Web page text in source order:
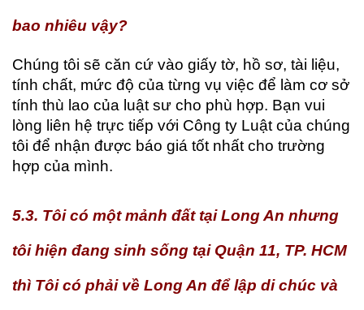
bao nhiêu vậy?
Chúng tôi sẽ căn cứ vào giấy tờ, hồ sơ, tài liệu,
tính chất, mức độ của từng vụ việc để làm cơ sở
tính thù lao của luật sư cho phù hợp. Bạn vui
lòng liên hệ trực tiếp với Công ty Luật của chúng
tôi để nhận được báo giá tốt nhất cho trường
hợp của mình.
5.3. Tôi có một mảnh đất tại Long An nhưng
tôi hiện đang sinh sống tại Quận 11, TP. HCM
thì Tôi có phải về Long An để lập di chúc và